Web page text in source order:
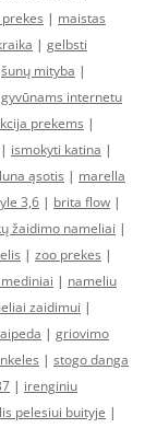
| maistas
| gelbsti
šunų mityba |
gyvūnams internetu
prekems |
| ismokyti katina |
ąsotis | marella
3,6 | brita flow |
žaidimo nameliai |
| zoo prekes |
| nameliu
zaidimui |
| griovimo
| stogo danga
| irenginiu
pelesiui buityje |